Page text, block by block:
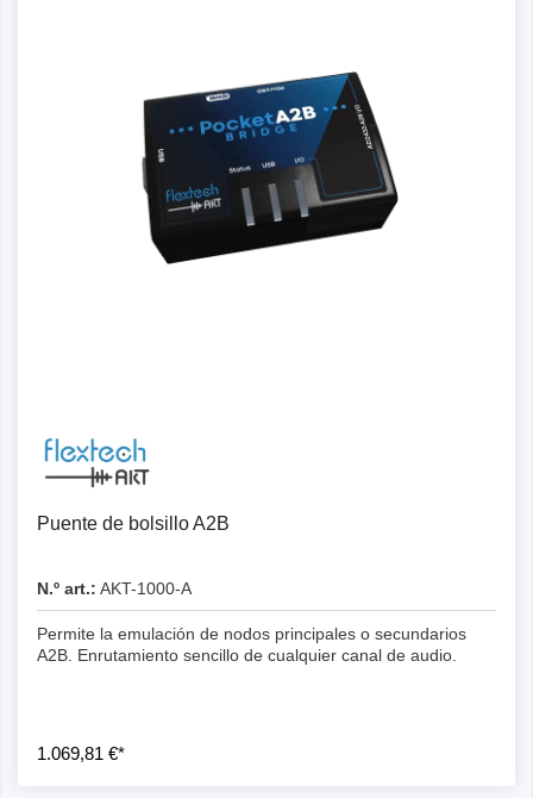
Puente de bolsillo A2B
N.º art.: AKT-1000-A
Permite la emulación de nodos principales o secundarios
A2B. Enrutamiento sencillo de cualquier canal de audio.
1.069,81 €*